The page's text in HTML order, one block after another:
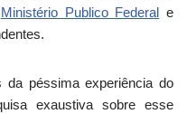
Ministério Publico Federal e
péssima experiência do
exaustiva sobre esse